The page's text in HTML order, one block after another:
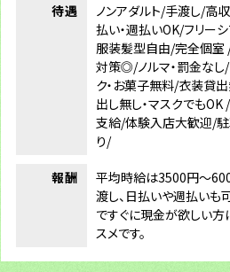
待遇
ノンアダルト/手渡し/高
払い・週払いOK/フリー
服装髪型自由/完全個室
対策◎/ノルマ・罰金なし/
ク・お菓子無料/衣装貸
出し無し・マスクでもOK
支給/体験入店大歓迎/
り/
報酬
平均時給は3500円～
渡し、日払いや週払いも
ですぐに現金が欲しい方
スメです。